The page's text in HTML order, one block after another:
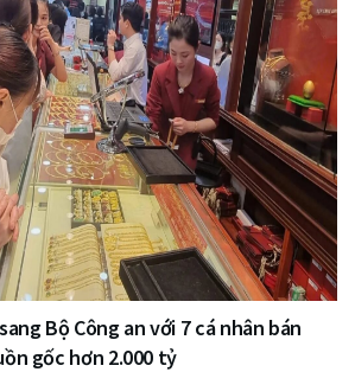
Bộ Công an với 7 cá nhân bán
gốc hơn 2.000 tỷ